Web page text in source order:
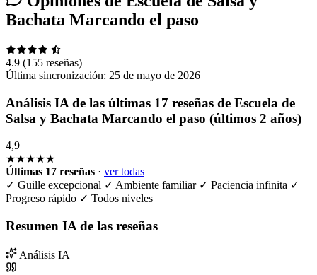
Bachata Marcando el paso
4.9 (155 reseñas)
Última sincronización: 25 de mayo de 2026
Análisis IA de las últimas 17 reseñas de Escuela de
Salsa y Bachata Marcando el paso (últimos 2 años)
4,9
★★★★★
Últimas 17 reseñas · ver todas
✓ Guille excepcional ✓ Ambiente familiar ✓ Paciencia infinita ✓
Progreso rápido ✓ Todos niveles
Resumen IA de las reseñas
Análisis IA